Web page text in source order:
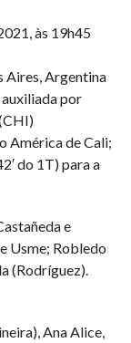
às 19h45
Aires, Argentina
por
América de Cali;
do 1T) para a
e
Usme; Robledo
(Rodríguez).
Ana Alice,